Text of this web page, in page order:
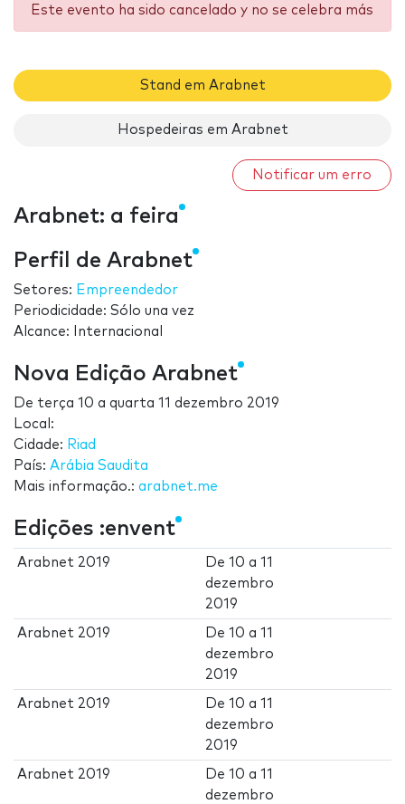
Este evento ha sido cancelado y no se celebra más
Stand em Arabnet
Hospedeiras em Arabnet
Notificar um erro
Arabnet: a feira
Perfil de Arabnet
Setores: Empreendedor
Periodicidade: Sólo una vez
Alcance: Internacional
Nova Edição Arabnet
De terça 10 a quarta 11 dezembro 2019
Local:
Cidade: Riad
País: Arábia Saudita
Mais informação.: arabnet.me
Edições :envent
Arabnet 2019 De10 a11
dezembro
2019
Arabnet 2019 De10 a11
dezembro
2019
Arabnet 2019 De10 a11
dezembro
2019
Arabnet 2019 De10 a11
dezembro